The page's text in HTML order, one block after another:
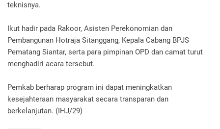
teknisnya.
Ikut hadir pada Rakoor, Asisten Perekonomian dan
Pembangunan Hotraja Sitanggang, Kepala Cabang BPJS
Pematang Siantar, serta para pimpinan OPD dan camat turut
menghadiri acara tersebut.
Pemkab berharap program ini dapat meningkatkan
kesejahteraan masyarakat secara transparan dan
berkelanjutan. (IHJ/29)